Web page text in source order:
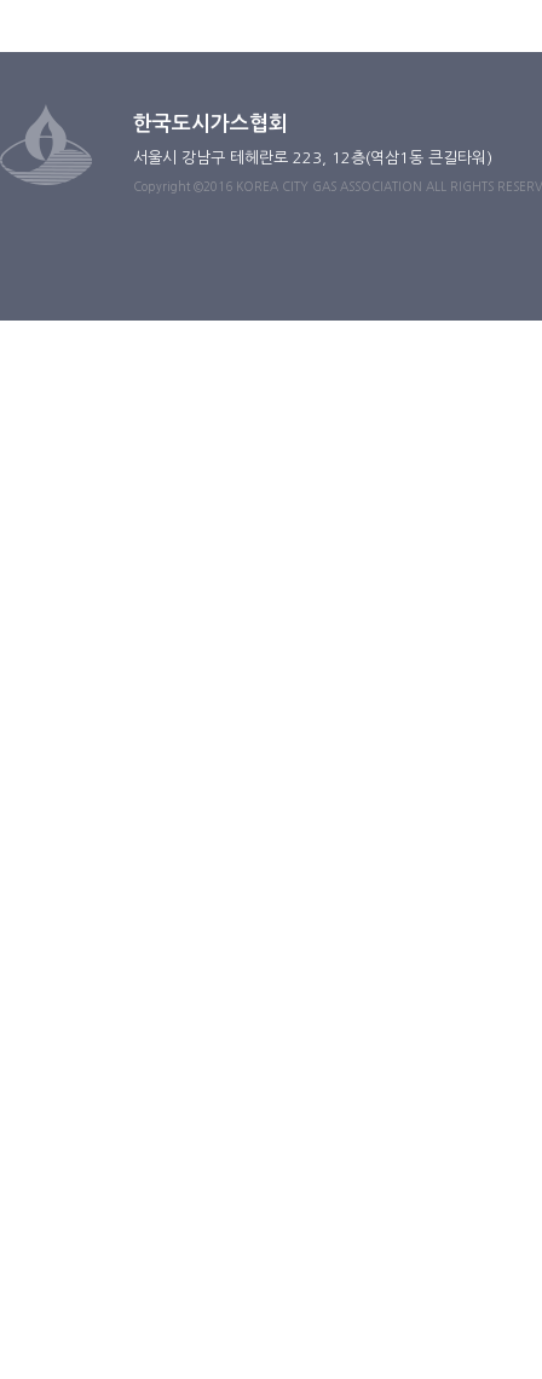
한국도시가스협회
서울시 강남구 테헤란로 223, 12층(역삼1동 큰길타워)
Copyright ©2016 KOREA CITY GAS ASSOCIATION ALL RIGHTS